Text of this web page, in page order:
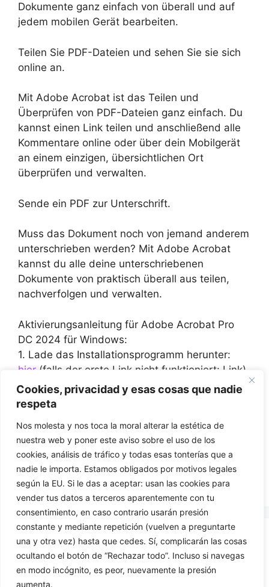
Cookies, privacidad y esas cosas que nadie
respeta
Nos molesta y nos toca la moral alterar la estética de
nuestra web y poner este aviso sobre el uso de los
cookies, análisis de tráfico y todas esas tonterías que a
nadie le importa. Estamos obligados por motivos legales
según la EU. Si le das a aceptar: usan las cookies para
vender tus datos a terceros aparentemente con tu
consentimiento, en caso contrario usarán presión
constante y mediante repetición (vuelven a preguntarte
una y otra vez) hasta que cedes. Sí, complicarán las cosas
ocultando el botón de “Rechazar todo”. Incluso si navegas
en modo incógnito, es peor, nuevamente la presión
aumenta.
Dokumente ganz einfach von überall und auf
jedem mobilen Gerät bearbeiten.
Teilen Sie PDF-Dateien und sehen Sie sie sich
online an.
Mit Adobe Acrobat ist das Teilen und
Überprüfen von PDF-Dateien ganz einfach. Du
kannst einen Link teilen und anschließend alle
Kommentare online oder über dein Mobilgerät
an einem einzigen, übersichtlichen Ort
überprüfen und verwalten.
Sende ein PDF zur Unterschrift.
Muss das Dokument noch von jemand anderem
unterschrieben werden? Mit Adobe Acrobat
kannst du alle deine unterschriebenen
Dokumente von praktisch überall aus teilen,
nachverfolgen und verwalten.
Aktivierungsanleitung für Adobe Acrobat Pro
DC 2024 für Windows:
1. Lade das Installationsprogramm herunter:
hier (falls der erste Link nicht funktioniert: Link)
2. Während der Installation oder vor dem ersten
Start wirst du aufgefordert, den von uns
3. Geben Sie den CD-Schlüssel ein (und
schließen Sie die Installation gegebenenfalls
ab) und genießen Sie das Programm.
KONTAKT US
699425444